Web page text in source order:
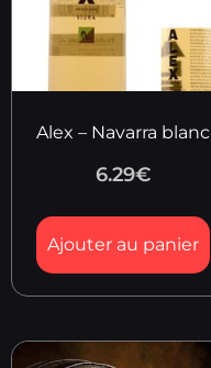
Alex – Navarra blanc
6.29€
Ajouter au panier